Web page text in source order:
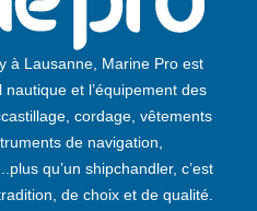
à Lausanne, Marine Pro est
et l’équipement des
cordage, vêtements
de navigation,
qu’un shipchandler, c’est
de choix et de qualité.